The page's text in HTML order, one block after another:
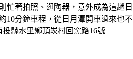
著拍照、逛陶器，意外成為這趟
10分鐘車程，從日月潭開車過來也
縣水里鄉頂崁村回窯路16號